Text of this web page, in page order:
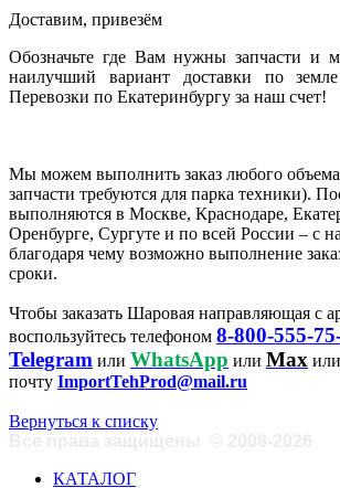
Доставим, привезём
Обозначьте где Вам нужны запчасти и
наилучший вариант доставки по
Перевозки по Екатеринбургу за наш счет!
Мы можем выполнить заказ любого
запчасти требуются для парка техники).
выполняются в Москве, Краснодаре,
Оренбурге, Сургуте и по всей России – с
благодаря чему возможно выполнение
сроки.
Чтобы заказать Шаровая направляющая с
воспользуйтесь телефоном 8-800-555-
Telegram или WhatsApp или Max или
почту ImportTehProd@mail.ru
Вернуться к списку
КАТАЛОГ